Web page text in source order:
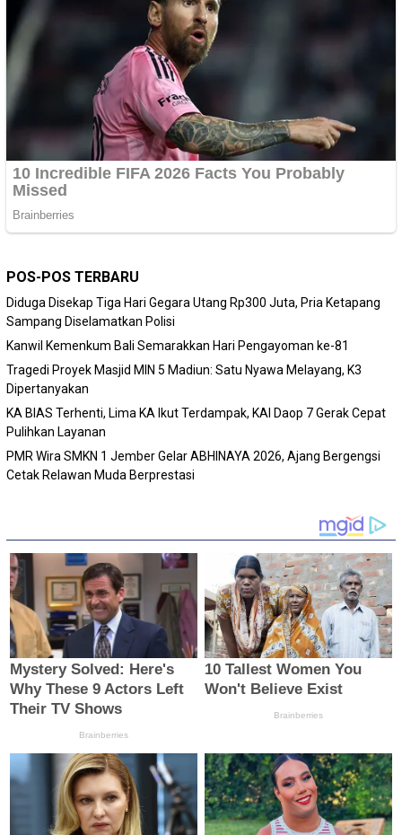
POS-POS TERBARU
Diduga Disekap Tiga Hari Gegara Utang Rp300 Juta, Pria Ketapang
Sampang Diselamatkan Polisi
Kanwil Kemenkum Bali Semarakkan Hari Pengayoman ke-81
Tragedi Proyek Masjid MIN 5 Madiun: Satu Nyawa Melayang, K3
Dipertanyakan
KA BIAS Terhenti, Lima KA Ikut Terdampak, KAI Daop 7 Gerak Cepat
Pulihkan Layanan
PMR Wira SMKN 1 Jember Gelar ABHINAYA 2026, Ajang Bergengsi
Cetak Relawan Muda Berprestasi